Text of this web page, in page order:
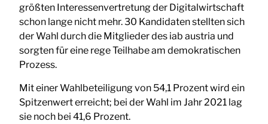
größten Interessenvertretung der Digitalwirtschaft
schon lange nicht mehr. 30 Kandidaten stellten sich
der Wahl durch die Mitglieder des iab austria und
sorgten für eine rege Teilhabe am demokratischen
Prozess.
Mit einer Wahlbeteiligung von 54,1 Prozent wird ein
Spitzenwert erreicht; bei der Wahl im Jahr 2021 lag
sie noch bei 41,6 Prozent.